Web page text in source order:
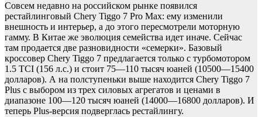
Совсем недавно на российском рынке появился
рестайлинговый Chery Tiggo 7 Pro Max: ему изменили
внешность и интерьер, а до этого пересмотрели моторную
гамму. В Китае же эволюция семейства идет иначе. Сейчас
там продается две разновидности «семерки». Базовый
кроссовер Chery Tiggo 7 предлагается только с турбомотором
1.5 TCI (156 л.с.) и стоит 75—110 тысяч юаней (10500—15400
долларов). А на полступеньки выше находится Chery Tiggo 7
Plus с выбором из трех силовых агрегатов и ценами в
диапазоне 100—120 тысяч юаней (14000—16800 долларов). И
теперь Plus-версия подверглась рестайлингу.